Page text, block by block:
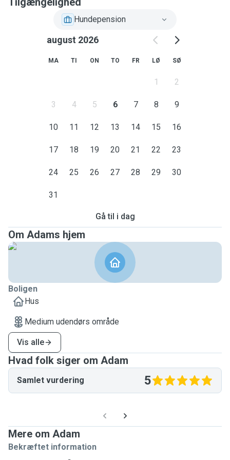
Hundepension
august 2026
MA TI ON TO FR LØ SØ
1 2
3 4 5 6 7 8 9
10 11 12 13 14 15 16
17 18 19 20 21 22 23
24 25 26 27 28 29 30
31
Gå til i dag
Om Adams hjem
Boligen
Hus
Medium udendørs område
Vis alle
Hvad folk siger om Adam
Samlet vurdering 5
Mere om Adam
Bekræftet information